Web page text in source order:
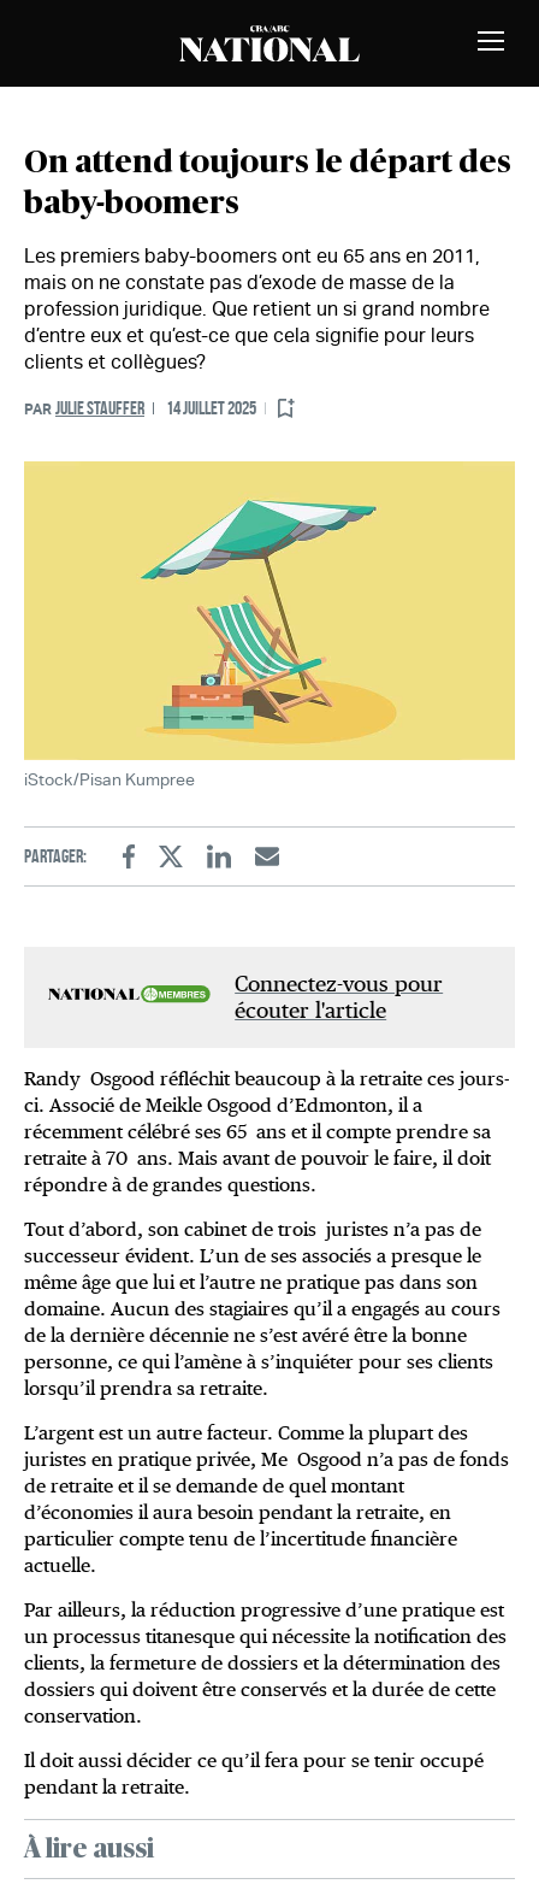
On attend toujours le départ des
baby-boomers
Les premiers baby-boomers ont eu 65 ans en 2011,
mais on ne constate pas d’exode de masse de la
profession juridique. Que retient un si grand nombre
d’entre eux et qu’est-ce que cela signifie pour leurs
clients et collègues?
PAR JULIE STAUFFER 14 JUILLET 2025
iStock/Pisan Kumpree
Partager:
FacebookTwitterLinkedinEmail
Connectez-vous pour
écouter l'article
Randy Osgood réfléchit beaucoup à la retraite ces jours-
ci. Associé de Meikle Osgood d’Edmonton, il a
récemment célébré ses 65 ans et il compte prendre sa
retraite à 70 ans. Mais avant de pouvoir le faire, il doit
répondre à de grandes questions.
Tout d’abord, son cabinet de trois juristes n’a pas de
successeur évident. L’un de ses associés a presque le
même âge que lui et l’autre ne pratique pas dans son
domaine. Aucun des stagiaires qu’il a engagés au cours
de la dernière décennie ne s’est avéré être la bonne
personne, ce qui l’amène à s’inquiéter pour ses clients
lorsqu’il prendra sa retraite.
L’argent est un autre facteur. Comme la plupart des
juristes en pratique privée, Me Osgood n’a pas de fonds
de retraite et il se demande de quel montant
d’économies il aura besoin pendant la retraite, en
particulier compte tenu de l’incertitude financière
actuelle.
Par ailleurs, la réduction progressive d’une pratique est
un processus titanesque qui nécessite la notification des
clients, la fermeture de dossiers et la détermination des
dossiers qui doivent être conservés et la durée de cette
conservation.
Il doit aussi décider ce qu’il fera pour se tenir occupé
pendant la retraite.
À lire aussi